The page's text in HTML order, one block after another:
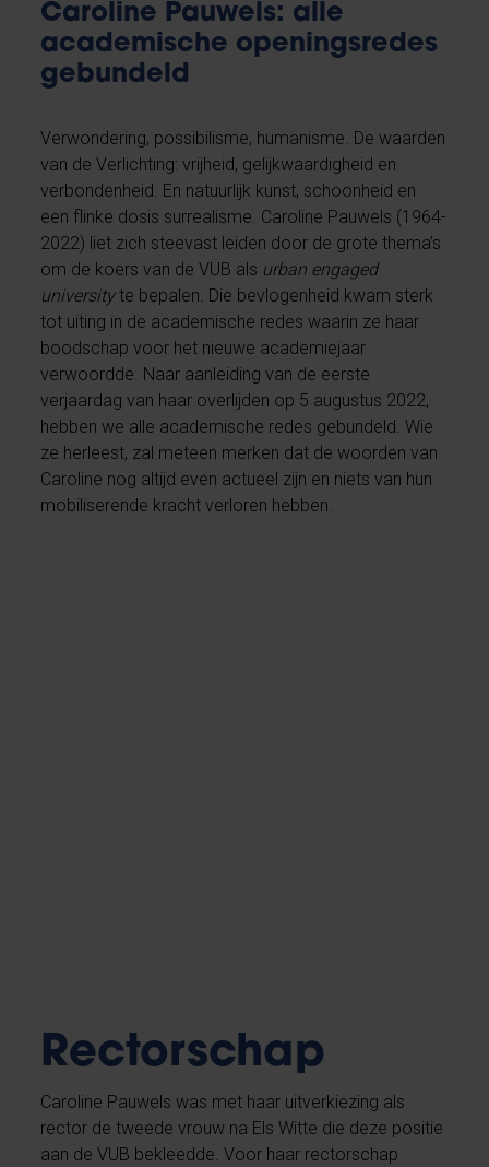
Caroline Pauwels: alle
academische openingsredes
gebundeld
Verwondering, possibilisme, humanisme. De waarden
van de Verlichting: vrijheid, gelijkwaardigheid en
verbondenheid. En natuurlijk kunst, schoonheid en
een flinke dosis surrealisme. Caroline Pauwels (1964-
2022) liet zich steevast leiden door de grote thema’s
om de koers van de VUB als urban engaged
universityte bepalen. Die bevlogenheid kwam sterk
tot uiting in de academische redes waarin ze haar
boodschap voor het nieuwe academiejaar
verwoordde. Naar aanleiding van de eerste
verjaardag van haar overlijden op 5 augustus 2022,
hebben we alle academische redes gebundeld. Wie
ze herleest, zal meteen merken dat de woorden van
Caroline nog altijd even actueel zijn en niets van hun
mobiliserende kracht verloren hebben.
Rectorschap
Caroline Pauwels was met haar uitverkiezing als
rector de tweede vrouw na Els Witte die deze positie
aan de VUB bekleedde. Voor haar rectorschap